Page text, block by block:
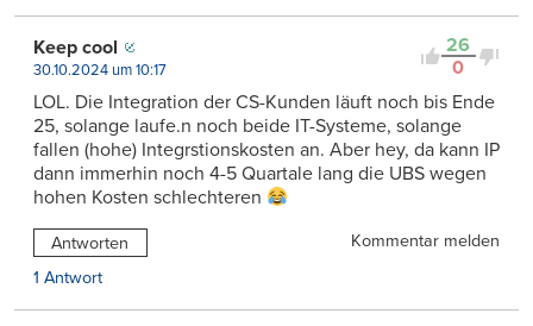
26
0
Keep cool
30.10.2024 um 10:17
LOL. Die Integration der CS-Kunden läuft noch bis Ende
25, solange laufe.n noch beide IT-Systeme, solange
fallen (hohe) Integrstionskosten an. Aber hey, da kann IP
dann immerhin noch 4-5 Quartale lang die UBS wegen
hohen Kosten schlechteren
Antworten
Kommentar melden
1 Antwort